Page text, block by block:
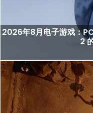
2026年8月电子游戏：
2